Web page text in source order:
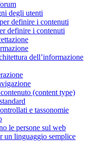
degli utenti
definire i contenuti
definire i contenuti
dell’informazione
(content type)
e tassonomie
le persone sul web
un linguaggio semplice